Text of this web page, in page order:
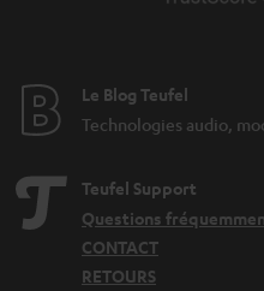
Le Blog Teufel
Technologies audio,
Teufel Support
Questions
CONTACT
RETOURS